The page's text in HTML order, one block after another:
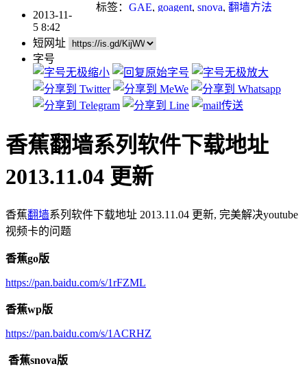
标签： GAE, goagent, snova, 翻墙方法
2013-11-
5 8:42
短网址
字号
香蕉翻墙系列软件下载地址
2013.11.04 更新
香蕉翻墙系列软件下载地址 2013.11.04 更新, 完美解决youtube
视频卡的问题
香蕉go版
https://pan.baidu.com/s/1rFZML
香蕉wp版
https://pan.baidu.com/s/1ACRHZ
香蕉snova版